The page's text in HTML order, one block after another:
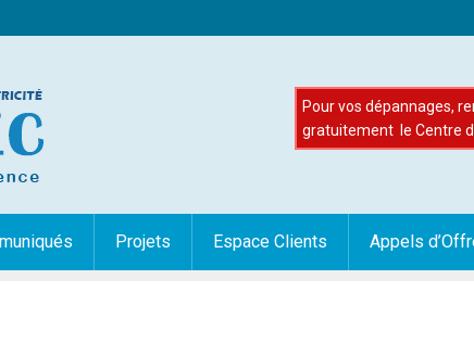
Pour vos dépannages,
gratuitement le Centre
Projets Espace Clients Appels